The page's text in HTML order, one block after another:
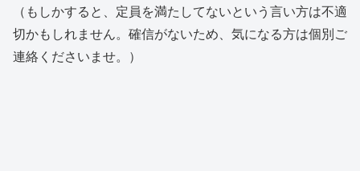
（もしかすると、定員を満たしてないという言い方は不適
切かもしれません。確信がないため、気になる方は個別ご
連絡くださいませ。）